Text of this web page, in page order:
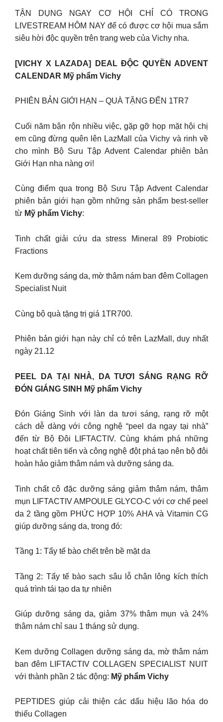
TẬN DỤNG NGAY CƠ HỘI CHỈ CÓ TRONG
LIVESTREAM HÔM NAY để có được cơ hội mua sắm
siêu hời độc quyền trên trang web của Vichy nha.
[VICHY X LAZADA] DEAL ĐỘC QUYỀN ADVENT
CALENDAR Mỹ phẩm Vichy
PHIÊN BẢN GIỚI HẠN – QUÀ TẶNG ĐẾN 1TR7
Cuối năm bận rộn nhiều việc, gặp gỡ họp mặt hội chị
em cũng đừng quên lên LazMall của Vichy và rinh về
cho mình Bộ Sưu Tập Advent Calendar phiên bản
Giới Hạn nha nàng ơi!
Cùng điểm qua trong Bộ Sưu Tập Advent Calendar
phiên bản giới hạn gồm những sản phẩm best-seller
từ Mỹ phẩm Vichy:
Tinh chất giải cứu da stress Mineral 89 Probiotic
Fractions
Kem dưỡng sáng da, mờ thâm nám ban đêm Collagen
Specialist Nuit
Cùng bộ quà tặng trị giá 1TR700.
Phiên bản giới hạn này chỉ có trên LazMall, duy nhất
ngày 21.12
PEEL DA TẠI NHÀ, DA TƯƠI SÁNG RẠNG RỠ
ĐÓN GIÁNG SINH Mỹ phẩm Vichy
Đón Giáng Sinh với làn da tươi sáng, rạng rỡ một
cách dễ dàng với công nghệ “peel da ngay tại nhà”
đến từ Bộ Đôi LIFTACTIV. Cùng khám phá những
hoạt chất tiên tiến và công nghệ đột phá tạo nên bộ đôi
hoàn hảo giảm thâm nám và dưỡng sáng da.
Tinh chất cô đặc dưỡng sáng giảm thâm nám, thâm
mụn LIFTACTIV AMPOULE GLYCO-C với cơ chế peel
da 2 tầng gồm PHỨC HỢP 10% AHA và Vitamin CG
giúp dưỡng sáng da, trong đó:
Tầng 1: Tẩy tế bào chết trên bề mặt da
Tầng 2: Tẩy tế bào sạch sâu lỗ chân lông kích thích
quá trình tái tạo da tự nhiên
Giúp dưỡng sáng da, giảm 37% thâm mụn và 24%
thâm nám chỉ sau 1 tháng sử dụng.
Kem dưỡng Collagen dưỡng sáng da, mờ thâm nám
ban đêm LIFTACTIV COLLAGEN SPECIALIST NUIT
với thành phần 2 tác động: Mỹ phẩm Vichy
PEPTIDES giúp cải thiện các dấu hiệu lão hóa do
thiếu Collagen